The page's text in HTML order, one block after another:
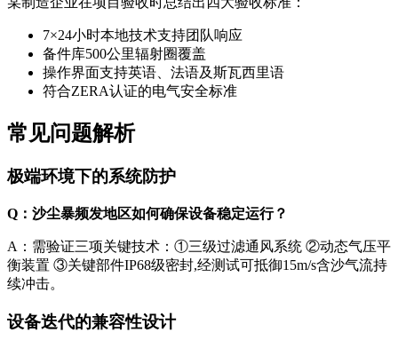
7×24小时本地技术支持团队响应
备件库500公里辐射圈覆盖
操作界面支持英语、法语及斯瓦西里语
符合ZERA认证的电气安全标准
常见问题解析
极端环境下的系统防护
Q：沙尘暴频发地区如何确保设备稳定运行？
A：需验证三项关键技术：①三级过滤通风系统 ②动态气压平
衡装置 ③关键部件IP68级密封,经测试可抵御15m/s含沙气流持
续冲击。
设备迭代的兼容性设计